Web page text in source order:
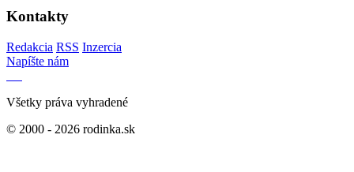
Kontakty
Redakcia RSS Inzercia
Napíšte nám
Všetky práva vyhradené
© 2000 - 2026 rodinka.sk